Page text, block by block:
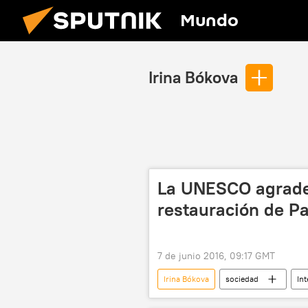
Mundo
Irina Bókova
La UNESCO
restauración de
7 de junio 2016, 09:17 GMT
Irina Bókova sociedad
Palmira
resolución